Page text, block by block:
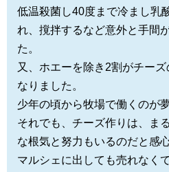
低温殺菌し40度まで冷まし乳
れ、撹拌するなど意外と手間
た。
又、ホエーを除き2割がチー
なりました。
少年の頃から牧場で働くのが
それでも、チーズ作りは、ま
な根気と努力もいるのだと感
マルシェに出しても売れなく